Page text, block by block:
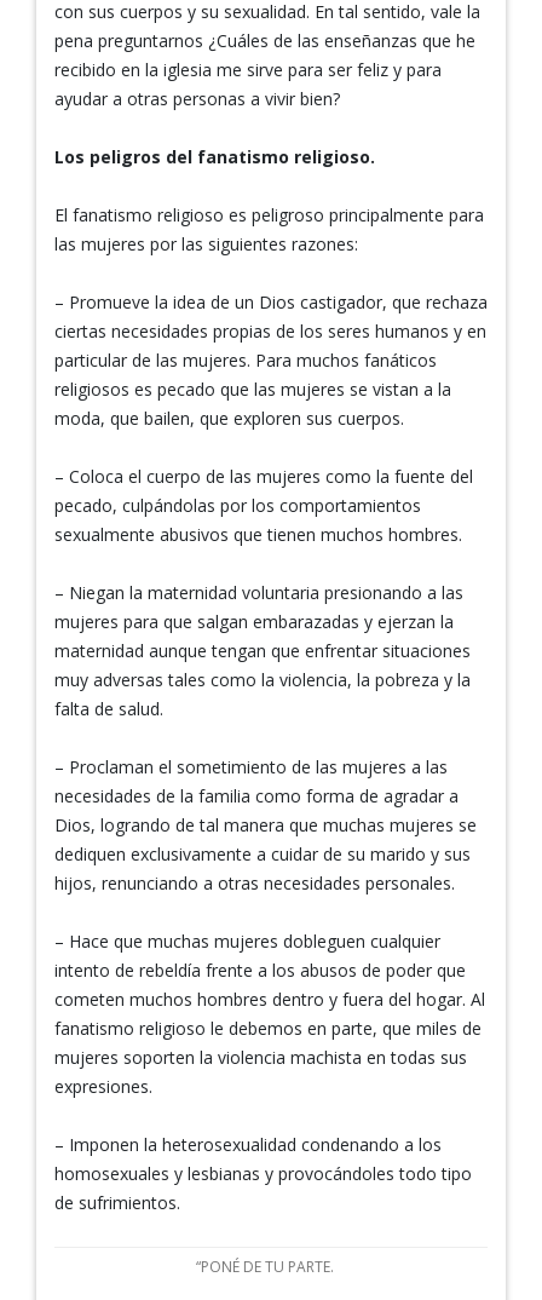
con sus cuerpos y su sexualidad. En tal sentido, vale la
pena preguntarnos ¿Cuáles de las enseñanzas que he
recibido en la iglesia me sirve para ser feliz y para
ayudar a otras personas a vivir bien?
Los peligros del fanatismo religioso.
El fanatismo religioso es peligroso principalmente para
las mujeres por las siguientes razones:
– Promueve la idea de un Dios castigador, que rechaza
ciertas necesidades propias de los seres humanos y en
particular de las mujeres. Para muchos fanáticos
religiosos es pecado que las mujeres se vistan a la
moda, que bailen, que exploren sus cuerpos.
– Coloca el cuerpo de las mujeres como la fuente del
pecado, culpándolas por los comportamientos
sexualmente abusivos que tienen muchos hombres.
– Niegan la maternidad voluntaria presionando a las
mujeres para que salgan embarazadas y ejerzan la
maternidad aunque tengan que enfrentar situaciones
muy adversas tales como la violencia, la pobreza y la
falta de salud.
– Proclaman el sometimiento de las mujeres a las
necesidades de la familia como forma de agradar a
Dios, logrando de tal manera que muchas mujeres se
dediquen exclusivamente a cuidar de su marido y sus
hijos, renunciando a otras necesidades personales.
– Hace que muchas mujeres dobleguen cualquier
intento de rebeldía frente a los abusos de poder que
cometen muchos hombres dentro y fuera del hogar. Al
fanatismo religioso le debemos en parte, que miles de
mujeres soporten la violencia machista en todas sus
expresiones.
– Imponen la heterosexualidad condenando a los
homosexuales y lesbianas y provocándoles todo tipo
de sufrimientos.
“PONÉ DE TU PARTE.